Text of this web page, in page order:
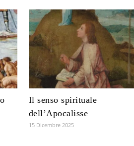
Il senso spirituale
dell’Apocalisse
15 Dicembre 2025